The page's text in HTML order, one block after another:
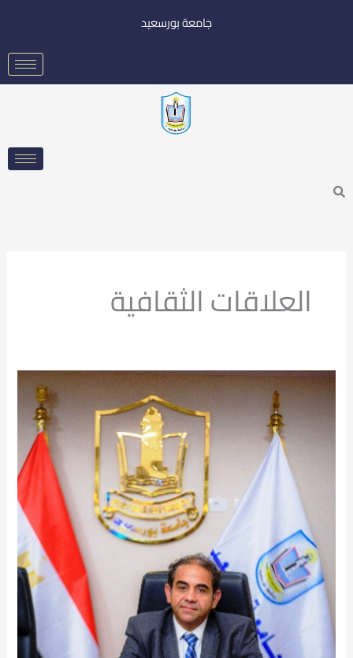
جامعة بورسعيد
Search
العلاقات الثقافية
جامعة
بورسعيد
تستقبل
شنغهاي
وممثلين
من
جامعة
شنغهاي